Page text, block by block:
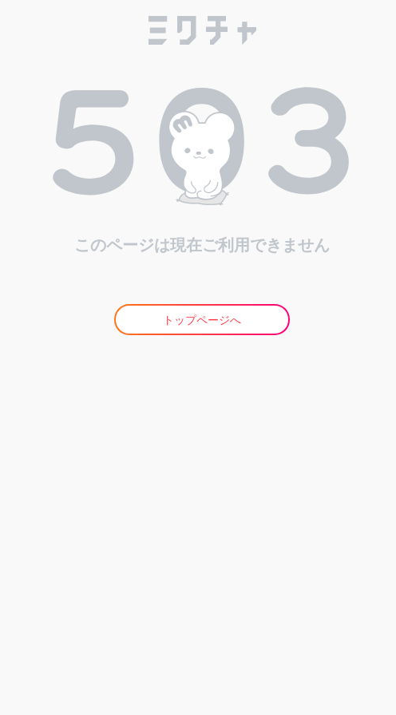
このページは現在ご利用できません